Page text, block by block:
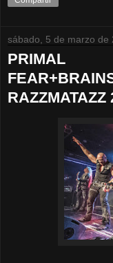
sábado, 5 de marzo de
PRIMAL
RAZZMATAZZ